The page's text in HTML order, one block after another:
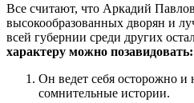
Все считают, что Аркадий
высокообразованных дворян и
всей губернии среди других
характеру можно позавидовать:
Он ведет себя осторожно и
сомнительные истории.